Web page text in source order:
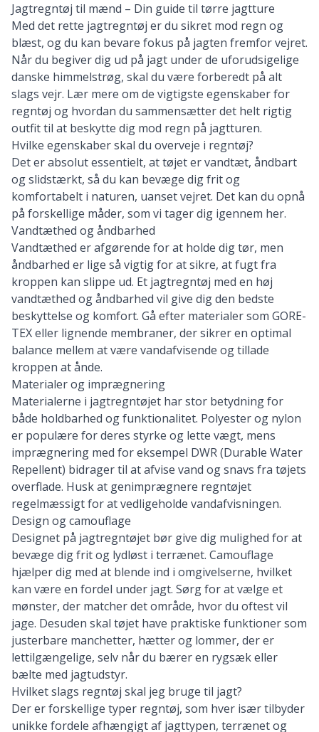
Jagtregntøj til mænd – Din guide til tørre jagtture
Med det rette jagtregntøj er du sikret mod regn og
blæst, og du kan bevare fokus på jagten fremfor vejret.
Når du begiver dig ud på jagt under de uforudsigelige
danske himmelstrøg, skal du være forberedt på alt
slags vejr. Lær mere om de vigtigste egenskaber for
regntøj og hvordan du sammensætter det helt rigtig
outfit til at beskytte dig mod regn på jagtturen.
Hvilke egenskaber skal du overveje i regntøj?
Det er absolut essentielt, at tøjet er vandtæt, åndbart
og slidstærkt, så du kan bevæge dig frit og
komfortabelt i naturen, uanset vejret. Det kan du opnå
på forskellige måder, som vi tager dig igennem her.
Vandtæthed og åndbarhed
Vandtæthed er afgørende for at holde dig tør, men
åndbarhed er lige så vigtig for at sikre, at fugt fra
kroppen kan slippe ud. Et jagtregntøj med en høj
vandtæthed og åndbarhed vil give dig den bedste
beskyttelse og komfort. Gå efter materialer som GORE-
TEX eller lignende membraner, der sikrer en optimal
balance mellem at være vandafvisende og tillade
kroppen at ånde.
Materialer og imprægnering
Materialerne i jagtregntøjet har stor betydning for
både holdbarhed og funktionalitet. Polyester og nylon
er populære for deres styrke og lette vægt, mens
imprægnering med for eksempel DWR (Durable Water
Repellent) bidrager til at afvise vand og snavs fra tøjets
overflade. Husk at genimprægnere regntøjet
regelmæssigt for at vedligeholde vandafvisningen.
Design og camouflage
Designet på jagtregntøjet bør give dig mulighed for at
bevæge dig frit og lydløst i terrænet. Camouflage
hjælper dig med at blende ind i omgivelserne, hvilket
kan være en fordel under jagt. Sørg for at vælge et
mønster, der matcher det område, hvor du oftest vil
jage. Desuden skal tøjet have praktiske funktioner som
justerbare manchetter, hætter og lommer, der er
lettilgængelige, selv når du bærer en rygsæk eller
bælte med jagtudstyr.
Hvilket slags regntøj skal jeg bruge til jagt?
Der er forskellige typer regntøj, som hver især tilbyder
unikke fordele afhængigt af jagttypen, terrænet og